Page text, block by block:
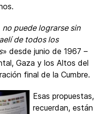
no puede lograrse sin
de todos los
» desde junio de 1967 –
Gaza y los Altos del
final de la Cumbre.
Esas propuestas,
recuerdan, están